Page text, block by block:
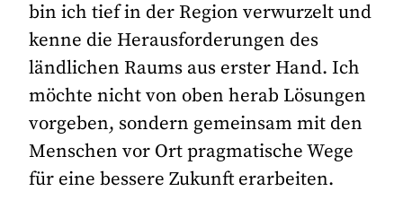
bin ich tief in der Region verwurzelt und
kenne die Herausforderungen des
ländlichen Raums aus erster Hand. Ich
möchte nicht von oben herab Lösungen
vorgeben, sondern gemeinsam mit den
Menschen vor Ort pragmatische Wege
für eine bessere Zukunft erarbeiten.